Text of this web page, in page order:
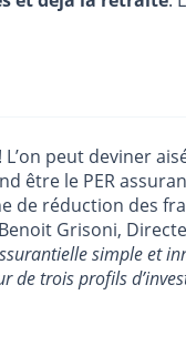
peut deviner
être le PER
réduction des
Grisoni,
simple et
trois profils